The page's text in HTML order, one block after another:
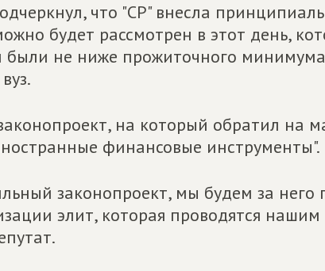
что "СР" внесла
будет рассмотрен в этот день,
были не ниже прожиточного минимума
на который обратил на
финансовые инструменты".
законопроект, мы будем за него
элит, которая проводятся нашим